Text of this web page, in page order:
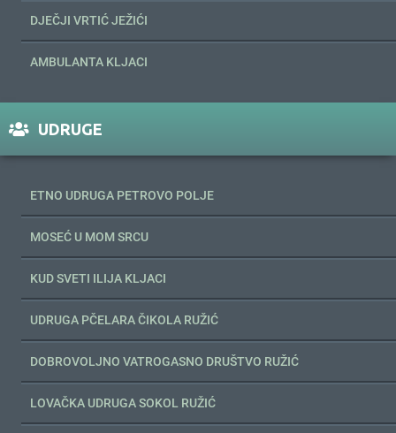
DJEČJI VRTIĆ JEŽIĆI
AMBULANTA KLJACI
UDRUGE
ETNO UDRUGA PETROVO POLJE
MOSEĆ U MOM SRCU
KUD SVETI ILIJA KLJACI
UDRUGA PČELARA ČIKOLA RUŽIĆ
DOBROVOLJNO VATROGASNO DRUŠTVO RUŽIĆ
LOVAČKA UDRUGA SOKOL RUŽIĆ